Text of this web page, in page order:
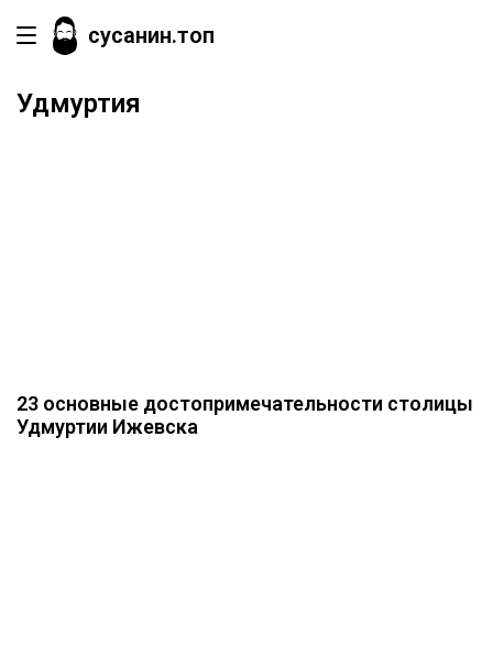
сусанин.топ
Удмуртия
23 основные достопримечательности столицы
Удмуртии Ижевска